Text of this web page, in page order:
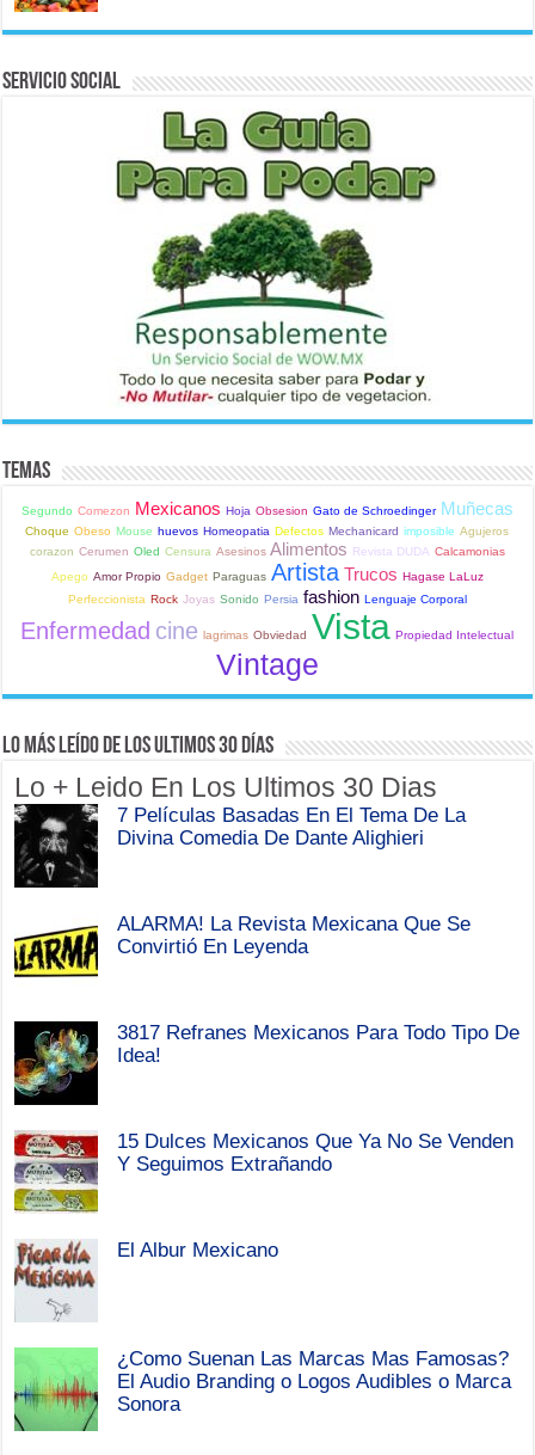
Servicio Social
Temas
Segundo Comezon Mexicanos Hoja Obsesion Gato de Schroedinger Muñecas
Choque Obeso Mouse huevos Homeopatia Defectos Mechanicard imposible Agujeros
corazon Cerumen Oled Censura Asesinos Alimentos Revista DUDA Calcamonias
Apego Amor Propio Gadget Paraguas Artista Trucos Hagase LaLuz
Perfeccionista Rock Joyas Sonido Persia fashion Lenguaje Corporal
Enfermedad cine lagrimas Obviedad Vista Propiedad Intelectual
Vintage
Lo Más Leído de Los Ultimos 30 Días
Lo + Leido En Los Ultimos 30 Dias
7 Películas Basadas En El Tema De La
Divina Comedia De Dante Alighieri
ALARMA! La Revista Mexicana Que Se
Convirtió En Leyenda
3817 Refranes Mexicanos Para Todo Tipo De
Idea!
15 Dulces Mexicanos Que Ya No Se Venden
Y Seguimos Extrañando
El Albur Mexicano
¿Como Suenan Las Marcas Mas Famosas?
El Audio Branding o Logos Audibles o Marca
Sonora